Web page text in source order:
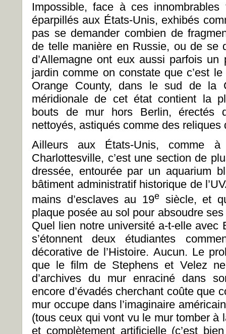
Impossible, face à ces
éparpillés aux États-Unis, exhibés
pas se demander combien de
de telle manière en Russie, ou de se
d’Allemagne ont eux aussi parfois
jardin comme on constate que c’est
Orange County, dans le sud de la
méridionale de cet état contient la
bouts de mur hors Berlin, érectés
nettoyés, astiqués comme des reliques
Ailleurs aux États-Unis, comme
Charlottesville, c’est une section de
dressée, entourée par un aquarium
bâtiment administratif historique de
mains d’esclaves au 19esiècle, et
plaque posée au sol pour absoudre
Quel lien notre université a-t-elle avec
s’étonnent deux étudiantes
décorative de l’Histoire. Aucun. Le
que le film de Stephens et Velez
d’archives du mur enraciné dans
encore d’évadés cherchant coûte que
mur occupe dans l’imaginaire
(tous ceux qui vont vu le mur tomber à
et complètement artificielle (c’est